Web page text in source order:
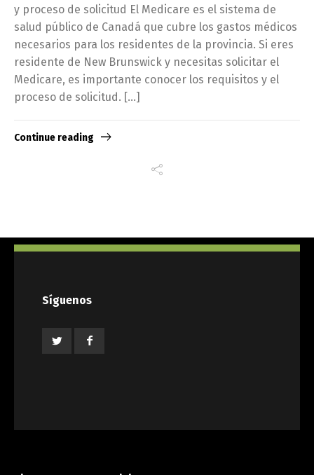
y proceso de solicitud El Medicare es el sistema de
salud público de Canadá que cubre los gastos médicos
necesarios para los residentes de la provincia. Si eres
residente de New Brunswick y necesitas solicitar el
Medicare, es importante conocer los requisitos y el
proceso de solicitud. […]
Continue reading
Síguenos